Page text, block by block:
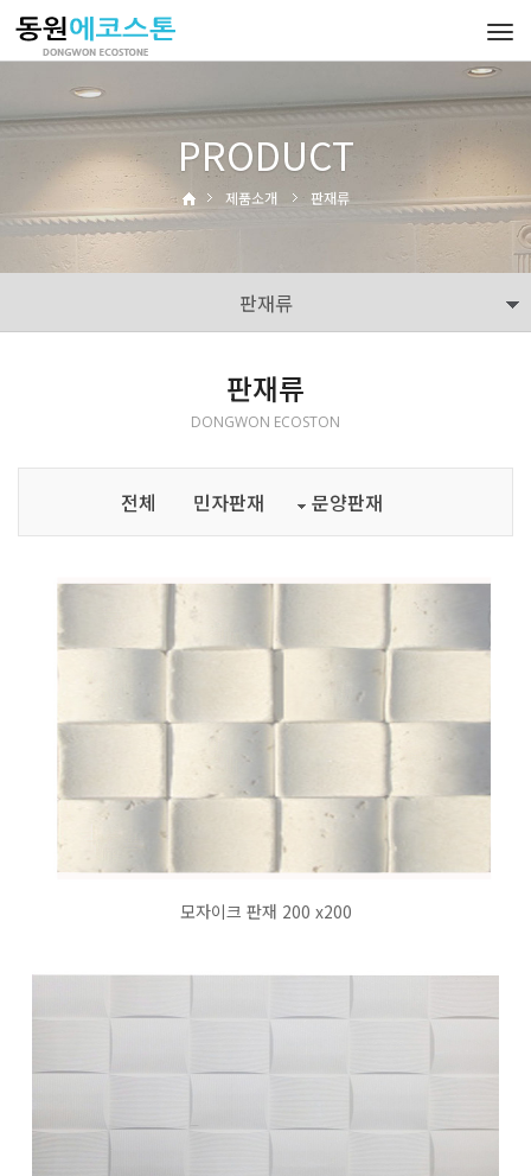
PRODUCT
제품소개 판재류
판재류
판재류
DONGWON ECOSTON
전체 민자판재 문양판재
모자이크 판재 200 x200